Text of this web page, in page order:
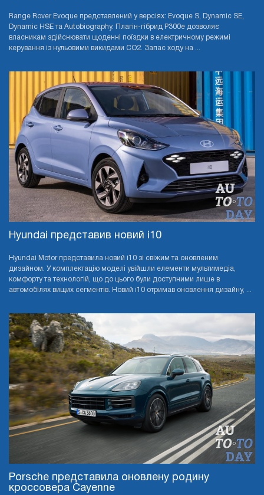
Range Rover Evoque представлений у версіях: Evoque S, Dynamic SE,
Dynamic HSE та Autobiography. Плагін-гібрид P300e дозволяє
власникам здійснювати щоденні поїздки в електричному режимі
керування із нульовими викидами CO2. Запас ходу на ...
Hyundai представив новий i10
Hyundai Motor представила новий i10 зі свіжим та оновленим
дизайном. У комплектацію моделі увійшли елементи мультимедіа,
комфорту та технологій, що до цього були доступними лише в
автомобілях вищих сегментів. Новий i10 отримав оновлення дизайну, ...
Porsche представила оновлену родину
кроссовера Cayenne